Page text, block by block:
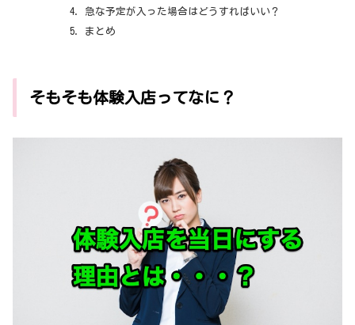
急な予定が入った場合はどうすればいい？
まとめ
そもそも体験入店ってなに？